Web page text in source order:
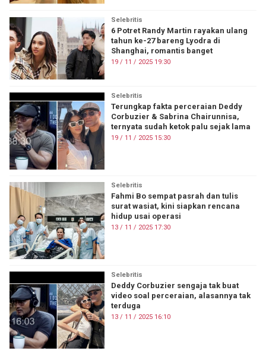
Selebritis
6 Potret Randy Martin rayakan ulang
tahun ke-27 bareng Lyodra di
Shanghai, romantis banget
19 / 11 / 2025 19:30
Selebritis
Terungkap fakta perceraian Deddy
Corbuzier & Sabrina Chairunnisa,
ternyata sudah ketok palu sejak lama
19 / 11 / 2025 15:30
Selebritis
Fahmi Bo sempat pasrah dan tulis
surat wasiat, kini siapkan rencana
hidup usai operasi
13 / 11 / 2025 17:30
Selebritis
Deddy Corbuzier sengaja tak buat
video soal perceraian, alasannya tak
terduga
13 / 11 / 2025 16:10